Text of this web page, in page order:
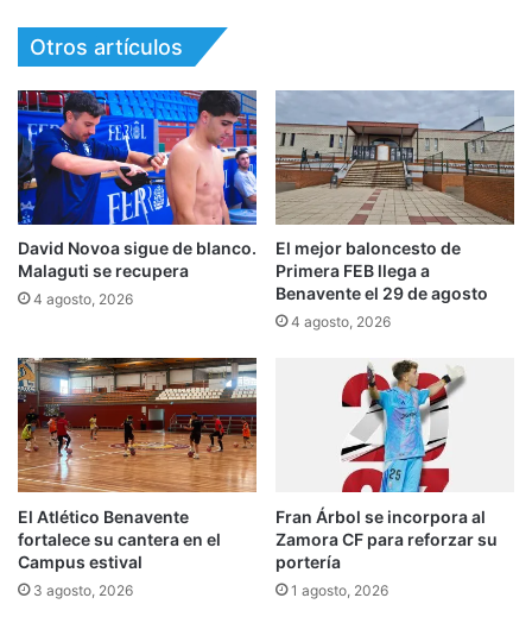
Otros artículos
David Novoa sigue de blanco.
Malaguti se recupera
4 agosto, 2026
El mejor baloncesto de
Primera FEB llega a
Benavente el 29 de agosto
4 agosto, 2026
El Atlético Benavente
fortalece su cantera en el
Campus estival
3 agosto, 2026
Fran Árbol se incorpora al
Zamora CF para reforzar su
portería
1 agosto, 2026